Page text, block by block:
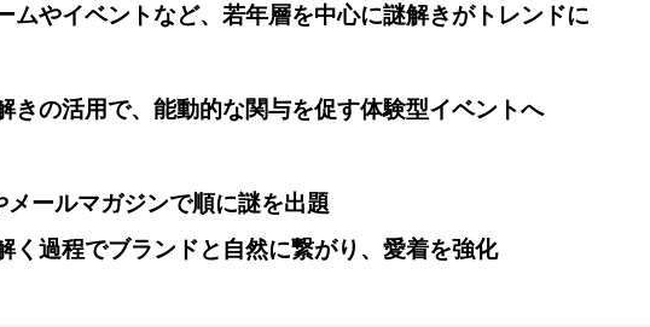
ムやイベントなど、若年層を中心に謎解きがトレンドに
きの活用で、能動的な関与を促す体験型イベントへ
メールマガジンで順に謎を出題
く過程でブランドと自然に繋がり、愛着を強化